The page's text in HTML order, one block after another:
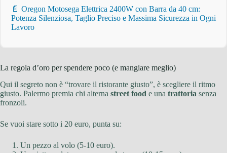
📄 Oregon Motosega Elettrica 2400W con Barra da 40 cm:
Potenza Silenziosa, Taglio Preciso e Massima Sicurezza in Ogni
Lavoro
La regola d’oro per spendere poco (e mangiare meglio)
Qui il segreto non è “trovare il ristorante giusto”, è scegliere il ritmo
giusto. Palermo premia chi alterna street food e una trattoria senza
fronzoli.
Se vuoi stare sotto i 20 euro, punta su:
Un pezzo al volo (5-10 euro).